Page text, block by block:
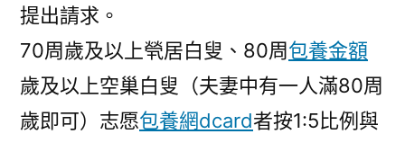
提出請求。
70周歲及以上煢居白叟、80周包養金額
歲及以上空巢白叟（夫妻中有一人滿80周
歲即可）志愿包養網dcard者按1:5比例與